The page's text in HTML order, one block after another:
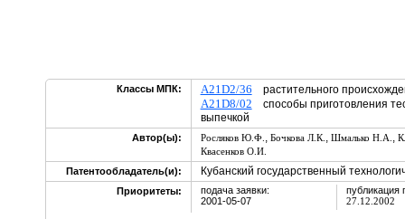
Классы МПК: A21D2/36 растительного
A21D8/02 способы приготовления
выпечкой
Автор(ы): Росляков Ю.Ф. , Бочкова Л.К. , Шмалько Н.А. ,
Квасенков О.И.
Патентообладатель(и):
Кубанский государственный
Приоритеты:
подача заявки:
2001-05-07
публикация
27.12.2002